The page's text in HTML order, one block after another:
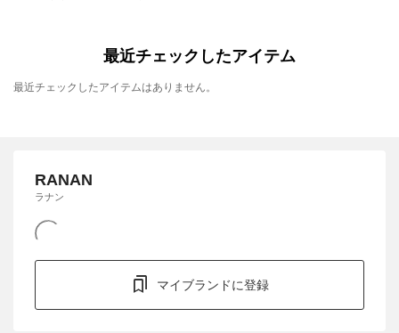
最近チェックしたアイテム
最近チェックしたアイテムはありません。
RANAN
ラナン
マイブランドに登録